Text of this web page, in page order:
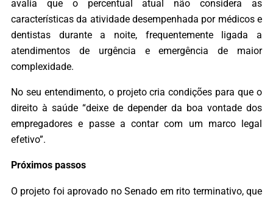
avalia que o percentual atual não considera as
características da atividade desempenhada por médicos e
dentistas durante a noite, frequentemente ligada a
atendimentos de urgência e emergência de maior
complexidade.
No seu entendimento, o projeto cria condições para que o
direito à saúde “deixe de depender da boa vontade dos
empregadores e passe a contar com um marco legal
efetivo”.
Próximos passos
O projeto foi aprovado no Senado em rito terminativo, que